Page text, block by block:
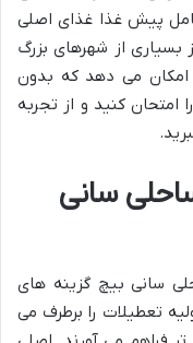
پیش غذا غذای اصلی
بسیاری از شهرهای بزرگ
امکان می دهد که بدون
امتحان کنید و از تجربه
سانی
سانی بیچ گزینه های
تعطیلات را برطرف می